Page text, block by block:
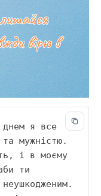
я все
мужністю.
і в моєму
ти